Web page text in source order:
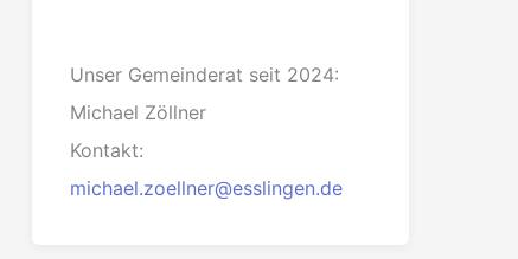
Unser Gemeinderat seit 2024:
Michael Zöllner
Kontakt:
michael.zoellner@esslingen.de